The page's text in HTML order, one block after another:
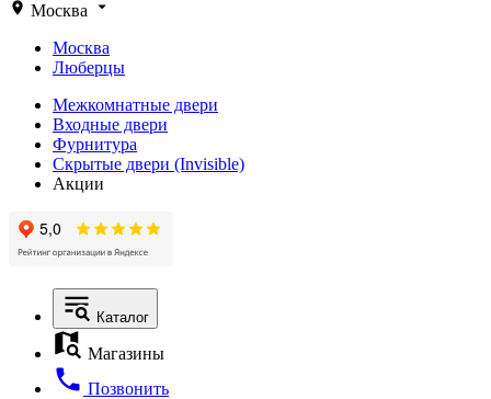
Москва
Москва
Люберцы
Межкомнатные двери
Входные двери
Фурнитура
Скрытые двери (Invisible)
Акции
Каталог
Магазины
Позвонить